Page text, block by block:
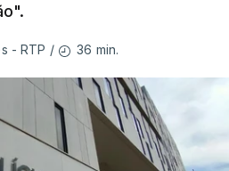
os incêndios de
dos relatórios
de 2017”.
que "este ano temos o
de combater a
- RTP / 36 min.